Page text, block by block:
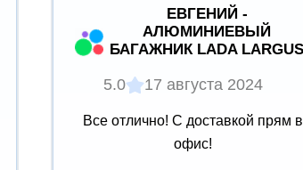
ЕВГЕНИЙ -
АЛЮМИНИЕВЫЙ
БАГАЖНИК LADA LARGUS
5.0 17 августа 2024
Все отлично! С доставкой прям в
офис!